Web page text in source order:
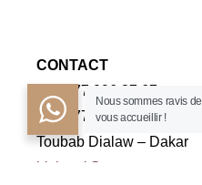
CONTACT
+221 77 096 37 67
+221 77 163 45 45
Toubab Dialaw – Dakar
irishotel@orange.sn
Nous sommes ravis de
vous accueillir !